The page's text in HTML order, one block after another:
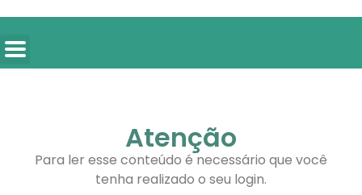
Atenção
Para ler esse conteúdo é necessário que você
tenha realizado o seu login.